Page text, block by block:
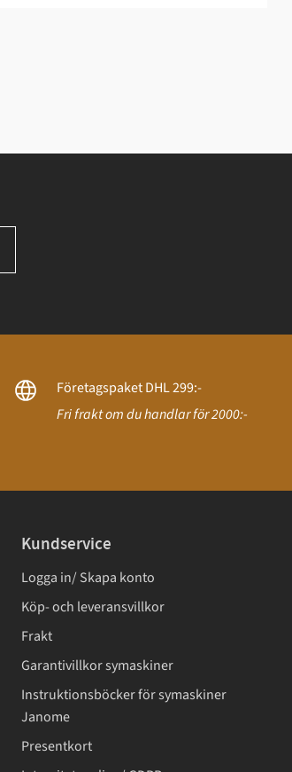
Företagspaket DHL 299:-
Fri frakt om du handlar för 2000:-
Kundservice
Logga in/ Skapa konto
Köp- och leveransvillkor
Frakt
Garantivillkor symaskiner
Instruktionsböcker för symaskiner
Janome
Presentkort